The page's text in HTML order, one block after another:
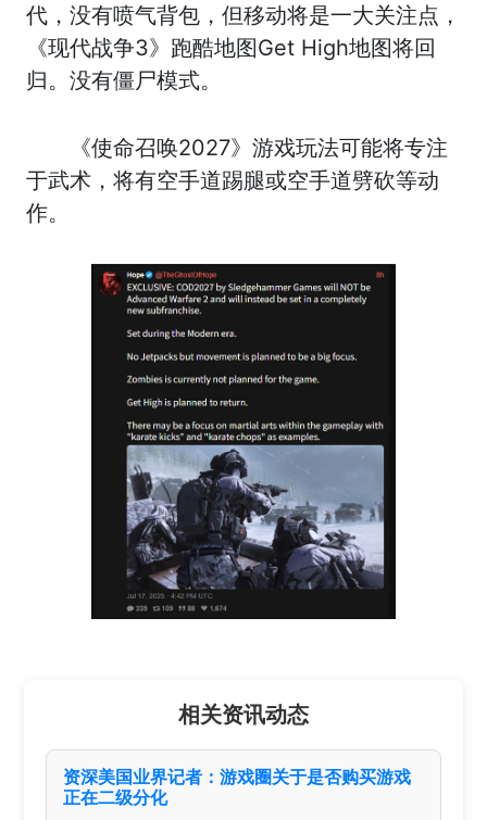
代，没有喷气背包，但移动将是一大关注点，
《现代战争3》跑酷地图Get High地图将回
归。没有僵尸模式。
《使命召唤2027》游戏玩法可能将专注
于武术，将有空手道踢腿或空手道劈砍等动
作。
相关资讯动态
资深美国业界记者：游戏圈关于是否购买游戏
正在二级分化